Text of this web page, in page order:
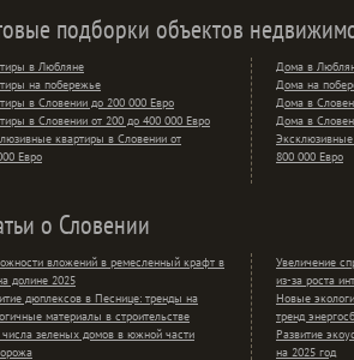
подборки объектов
в Любляне
на побережье
в Словении до 200 000 Евро
в Словении от 200 до 400 000 Евро
квартиры в Словении от
Евро
Дома в
Дома на
Дома в
Дома в
800 000 Евро
о Словении
вложений в ремесленный крафт в
долине 2025
дюплексов в Песнице: тренды на
материалы в строительстве
числа зеленых домов в южной части
Увеличение
из-за роста
Новые
тренд
Развитие
на 2025 год